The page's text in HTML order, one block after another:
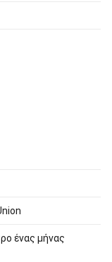
ένας μήνας